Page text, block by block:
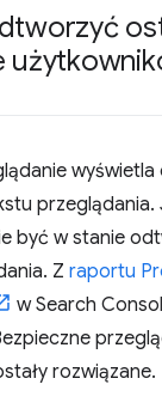
wyświetla
przeglądania.
być w stanie
Z raportu
w Search
rozwiązane.